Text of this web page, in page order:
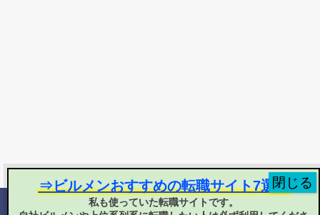
⇒ビルメンおすすめの転職サイト7選！
私も使っていた転職サイトです。